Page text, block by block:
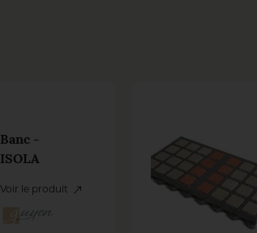
Banc -
ISOLA
Voir le produit